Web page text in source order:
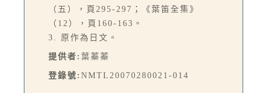
（五），頁295-297；《葉笛全集》
（12），頁160-163。
3. 原作為日文。
提供者: 葉蓁蓁
登錄號: NMTL20070280021-014